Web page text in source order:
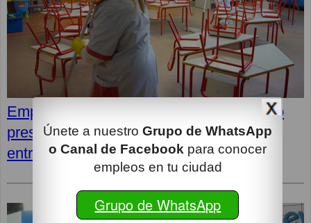
Únete a nuestro Grupo de WhatsApp
o Canal de Facebook para conocer
empleos en tu ciudad
Grupo de WhatsApp
Empleos en Clece: Últimas ofertas, cómo
presentar tu candidatura y superar la
entrevista